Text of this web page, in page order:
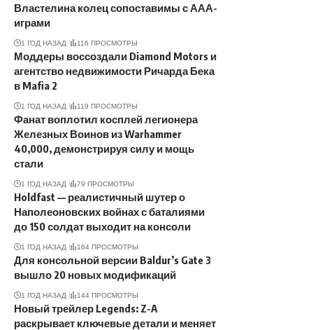
Властелина колец сопоставимы с ААА-
играми
1 ГОД НАЗАД 116 ПРОСМОТРЫ
Моддеры воссоздали Diamond Motors и
агентство недвижимости Ричарда Бека
в Mafia 2
1 ГОД НАЗАД 119 ПРОСМОТРЫ
Фанат воплотил косплей легионера
Железных Воинов из Warhammer
40,000, демонстрируя силу и мощь
стали
1 ГОД НАЗАД 79 ПРОСМОТРЫ
Holdfast — реалистичный шутер о
Наполеоновских войнах с баталиями
до 150 солдат выходит на консоли
1 ГОД НАЗАД 164 ПРОСМОТРЫ
Для консольной версии Baldur’s Gate 3
вышло 20 новых модификаций
1 ГОД НАЗАД 144 ПРОСМОТРЫ
Новый трейлер Legends: Z-A
раскрывает ключевые детали и меняет